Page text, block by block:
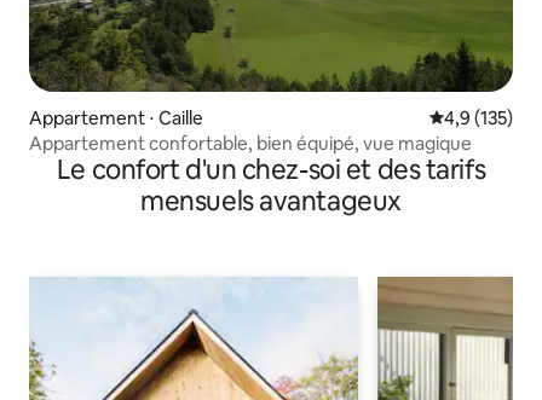
Appartement ⋅ Caille Évaluation
4,9 (135)
Appartement confortable, bien équipé, vue magique
Le confort d'un chez-soi et des tarifs
mensuels avantageux